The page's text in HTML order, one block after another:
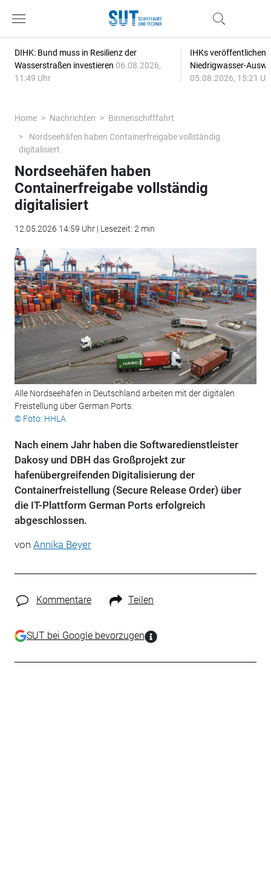
DIHK: Bund muss in Resilienz der
Wasserstraßen investieren 06.08.2026,
11:49 Uhr
IHKs veröffentlichen
Niedrigwasser-
05.08.2026, 15:21
Home Nachrichten
Binnenschifffahrt
Nordseehäfen haben Containerfreigabe vollständig
digitalisiert
Nordseehäfen haben
Containerfreigabe vollständig
digitalisiert
12.05.2026 14:59 Uhr | Lesezeit: 2 min
Alle Nordseehäfen in Deutschland arbeiten mit der digitalen
Freistellung über German Ports.
© Foto: HHLA
Nach einem Jahr haben die Softwaredienstleister
Dakosy und DBH das Großprojekt zur
hafenübergreifenden Digitalisierung der
Containerfreistellung (Secure Release Order) über
die IT-Plattform German Ports erfolgreich
abgeschlossen.
von Annika Beyer
Kommentare Teilen
SUT bei Google bevorzugen